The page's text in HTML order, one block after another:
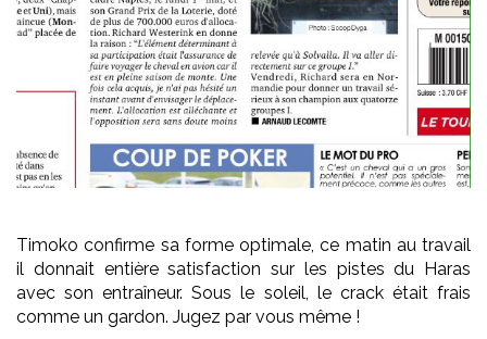
Timoko confirme sa forme optimale, ce matin au travail
il donnait entière satisfaction sur les pistes du Haras
avec son entraîneur. Sous le soleil, le crack était frais
comme un gardon. Jugez par vous même !